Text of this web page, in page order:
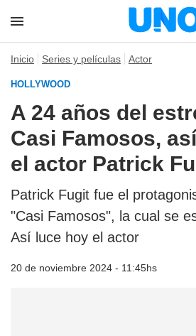
Inicio Series y películas Actor
HOLLYWOOD
A 24 años del
Casi Famosos,
el actor Patrick
Patrick Fugit fue el
"Casi Famosos", la cual se
Así luce hoy el actor
20 de noviembre 2024 - 11:45hs